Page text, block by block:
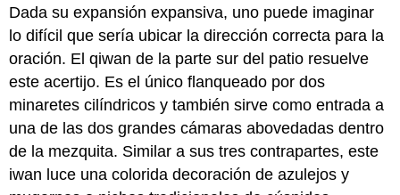
Dada su expansión expansiva, uno puede imaginar
lo difícil que sería ubicar la dirección correcta para la
oración. El qiwan de la parte sur del patio resuelve
este acertijo. Es el único flanqueado por dos
minaretes cilíndricos y también sirve como entrada a
una de las dos grandes cámaras abovedadas dentro
de la mezquita. Similar a sus tres contrapartes, este
iwan luce una colorida decoración de azulejos y